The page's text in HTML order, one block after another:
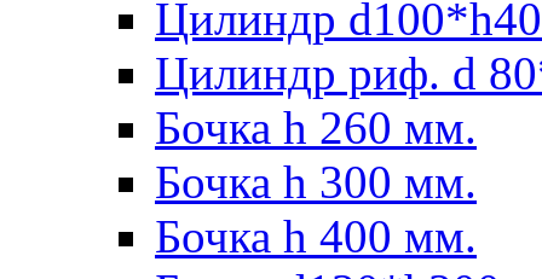
Цилиндр
Цилиндр риф. d
Бочка h 260 мм.
Бочка h 300 мм.
Бочка h 400 мм.